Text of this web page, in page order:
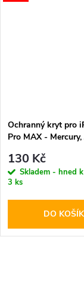
Ochranný kryt pro
Pro MAX -
130 Kč
Skladem - hned
3 ks
DO